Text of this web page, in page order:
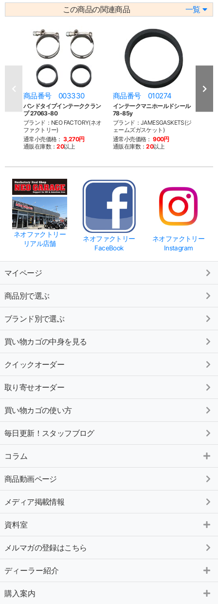
この商品の関連商品 一覧
商品番号 003330
バンドタイプインテーククラン
プ 27063-80
ブランド：NEO FACTORY(ネオ
ファクトリー)
通常小売価格： 3,270円
通販在庫数：20以上
商品番号 010274
インテークマニホールドシール
78-85y
ブランド：JAMESGASKETS(ジ
ェームズガスケット)
通常小売価格： 900円
通販在庫数：20以上
ネオファクトリー
リアル店舗
ネオファクトリー
FaceBook
ネオファクトリー
Instagram
マイページ
商品別で選ぶ
ブランド別で選ぶ
買い物カゴの中身を見る
クイックオーダー
取り寄せオーダー
買い物カゴの使い方
毎日更新！スタッフブログ
コラム
商品動画ページ
メディア掲載情報
資料室
メルマガの登録はこちら
ディーラー紹介
購入案内